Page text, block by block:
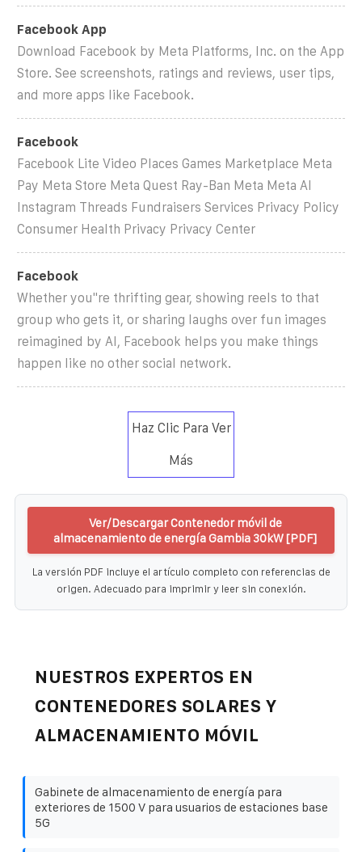
‎Facebook App
Download Facebook by Meta Platforms, Inc. on the App
Store. See screenshots, ratings and reviews, user tips,
and more apps like Facebook.
Facebook
Facebook Lite Video Places Games Marketplace Meta
Pay Meta Store Meta Quest Ray-Ban Meta Meta AI
Instagram Threads Fundraisers Services Privacy Policy
Consumer Health Privacy Privacy Center
Facebook
Whether you''re thrifting gear, showing reels to that
group who gets it, or sharing laughs over fun images
reimagined by AI, Facebook helps you make things
happen like no other social network.
Haz Clic Para Ver
Más
Ver/Descargar Contenedor móvil de
almacenamiento de energía Gambia 30kW [PDF]
La versión PDF incluye el artículo completo con referencias de
origen. Adecuado para imprimir y leer sin conexión.
NUESTROS EXPERTOS EN
CONTENEDORES SOLARES Y
ALMACENAMIENTO MÓVIL
Gabinete de almacenamiento de energía para
exteriores de 1500 V para usuarios de estaciones base
5G